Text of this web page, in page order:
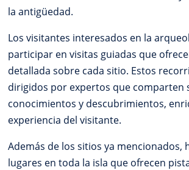
la antigüedad.
Los visitantes interesados en la
participar en visitas guiadas que
detallada sobre cada sitio. Estos
dirigidos por expertos que comparten
conocimientos y descubrimientos,
experiencia del visitante.
Además de los sitios ya mencionados,
lugares en toda la isla que ofrecen